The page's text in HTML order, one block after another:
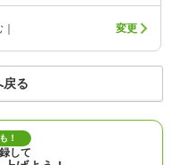
変更
戻る
！
して